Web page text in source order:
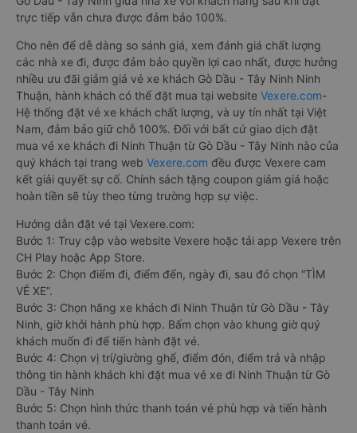
trực tiếp vẫn chưa được đảm bảo 100%.
Cho nên để dễ dàng so sánh giá, xem đánh giá chất lượng
các nhà xe đi, được đảm bảo quyền lợi cao nhất, được hưởng
nhiều ưu đãi giảm giá vé xe khách Gò Dầu - Tây Ninh Ninh
Thuận, hành khách có thể đặt mua tại website Vexere.com-
Hệ thống đặt vé xe khách chất lượng, và uy tín nhất tại Việt
Nam, đảm bảo giữ chỗ 100%. Đối với bất cứ giao dịch đặt
mua vé xe khách đi Ninh Thuận từ Gò Dầu - Tây Ninh nào của
quý khách tại trang web Vexere.com đều được Vexere cam
kết giải quyết sự cố. Chính sách tặng coupon giảm giá hoặc
hoàn tiền sẽ tùy theo từng trường hợp sự việc.
Hướng dẫn đặt vé tại Vexere.com:
Bước 1: Truy cập vào website Vexere hoặc tải app Vexere trên
CH Play hoặc App Store.
Bước 2: Chọn điểm đi, điểm đến, ngày đi, sau đó chọn “TÌM
VÉ XE”.
Bước 3: Chọn hãng xe khách đi Ninh Thuận từ Gò Dầu - Tây
Ninh, giờ khởi hành phù hợp. Bấm chọn vào khung giờ quý
khách muốn đi để tiến hành đặt vé.
Bước 4: Chọn vị trí/giường ghế, điểm đón, điểm trả và nhập
thông tin hành khách khi đặt mua vé xe đi Ninh Thuận từ Gò
Dầu - Tây Ninh
Bước 5: Chọn hình thức thanh toán vé phù hợp và tiến hành
thanh toán vé.